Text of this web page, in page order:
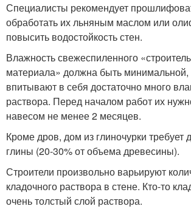
Специалисты рекомендует
обработать их льняным маслом или
повысить водостойкость стен.
Влажность свежеспиленного
материала» должна быть минимальной,
впитывают в себя достаточно много
раствора. Перед началом работ их
навесом не менее 2 месяцев.
Кроме дров, дом из глиночурки требует
глины (20-30% от объема древесины).
Строители произвольно варьируют
кладочного раствора в стене. Кто-то
очень толстый слой раствора.